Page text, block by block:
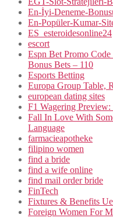
En-İyi-Deneme-
En-Popüler-Kumar-
ES_esteroidesonline24
escort
Espn Bet Promo
Bonus Bets – 110
Esports Betting
Europa Group Table,
european dating sites
F1 Wagering
Fall In Love With
Language
farmacieapotheke
filipino women
find a bride
find a wife online
find mail order bride
FinTech
Fixtures & Benefits
Foreign Women For